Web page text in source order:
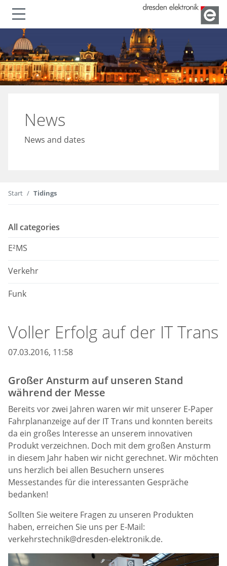
Show or hide navigation
News
News and dates
Start Tidings
All categories
E²MS
Verkehr
Funk
Voller Erfolg auf der IT Trans
07.03.2016, 11:58
Großer Ansturm auf unseren Stand
während der Messe
Bereits vor zwei Jahren waren wir mit unserer E-Paper
Fahrplananzeige auf der IT Trans und konnten bereits
da ein großes Interesse an unserem innovativen
Produkt verzeichnen. Doch mit dem großen Ansturm
in diesem Jahr haben wir nicht gerechnet. Wir möchten
uns herzlich bei allen Besuchern unseres
Messestandes für die interessanten Gespräche
bedanken!
Sollten Sie weitere Fragen zu unseren Produkten
haben, erreichen Sie uns per E-Mail:
verkehrstechnik@dresden-elektronik.de.